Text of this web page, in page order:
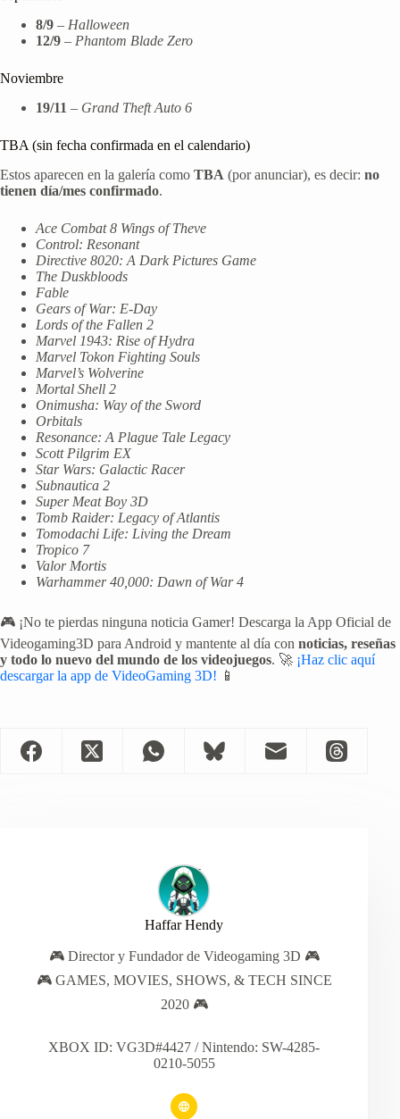
8/9 – Halloween
12/9 – Phantom Blade Zero
Noviembre
19/11 – Grand Theft Auto 6
TBA (sin fecha confirmada en el calendario)
Estos aparecen en la galería como TBA (por anunciar), es decir: no
tienen día/mes confirmado.
Ace Combat 8 Wings of Theve
Control: Resonant
Directive 8020: A Dark Pictures Game
The Duskbloods
Fable
Gears of War: E-Day
Lords of the Fallen 2
Marvel 1943: Rise of Hydra
Marvel Tokon Fighting Souls
Marvel’s Wolverine
Mortal Shell 2
Onimusha: Way of the Sword
Orbitals
Resonance: A Plague Tale Legacy
Scott Pilgrim EX
Star Wars: Galactic Racer
Subnautica 2
Super Meat Boy 3D
Tomb Raider: Legacy of Atlantis
Tomodachi Life: Living the Dream
Tropico 7
Valor Mortis
Warhammer 40,000: Dawn of War 4
🎮 ¡No te pierdas ninguna noticia Gamer! Descarga la App Oficial de
Videogaming3D para Android y mantente al día con noticias, reseñas
y todo lo nuevo del mundo de los videojuegos. 🚀 ¡Haz clic aquí
descargar la app de VideoGaming 3D! 📱
Haffar Hendy
🎮 Director y Fundador de Videogaming 3D 🎮
🎮 GAMES, MOVIES, SHOWS, & TECH SINCE
2020 🎮
XBOX ID: VG3D#4427 / Nintendo: SW-4285-
0210-5055